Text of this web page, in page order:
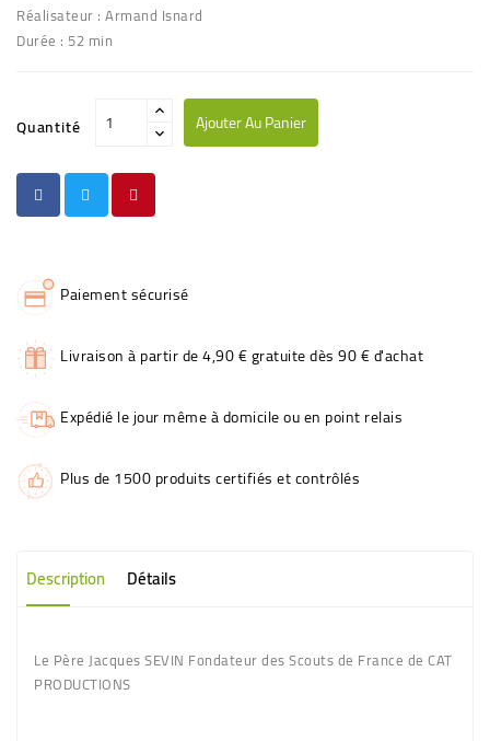
Réalisateur : Armand Isnard
Durée : 52 min
Quantité Ajouter Au Panier
Paiement sécurisé
Livraison à partir de 4,90 € gratuite dès 90 € d'achat
Expédié le jour même à domicile ou en point relais
Plus de 1500 produits certifiés et contrôlés
Description Détails
Le Père Jacques SEVIN Fondateur des Scouts de France de CAT
PRODUCTIONS